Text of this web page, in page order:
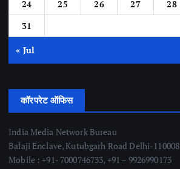
24
25 26 27 28
31
« Jul
कॉरपरेट ऑफिस
India Media Network Bureau
Balaji Enclave, Kutubgarh Road Delhi-110008
Mobile : +91- 7000746733, +91 – 9926990173